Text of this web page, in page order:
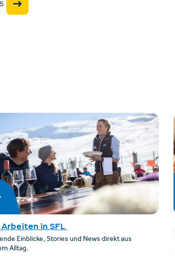
5
Arbeiten in SFL
Einblicke, Stories und News direkt aus
Alltag.